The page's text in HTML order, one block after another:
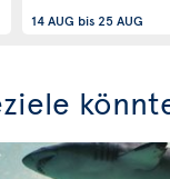
14 AUG bis 25 AUG